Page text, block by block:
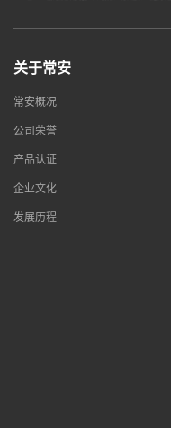
关于常安
常安概况
公司荣誉
产品认证
企业文化
发展历程